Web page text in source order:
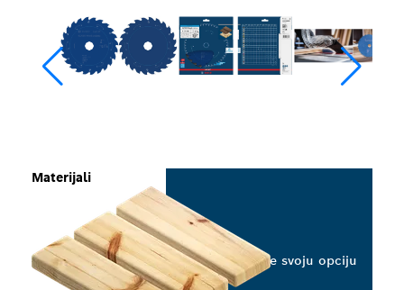
Materijali
Odaberite svoju opciju